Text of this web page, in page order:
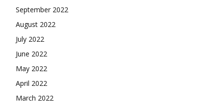
September 2022
August 2022
July 2022
June 2022
May 2022
April 2022
March 2022